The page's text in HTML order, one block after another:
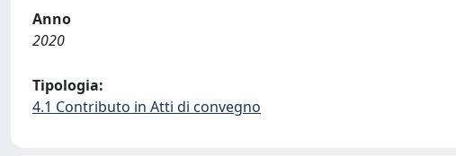
Anno
2020
Tipologia:
4.1 Contributo in Atti di convegno